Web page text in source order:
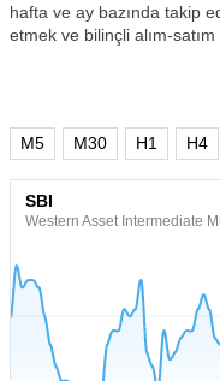
hafta ve ay bazında takip
etmek ve bilinçli alım-
M5 M30 H1 H4
SBI
Western Asset Intermediate